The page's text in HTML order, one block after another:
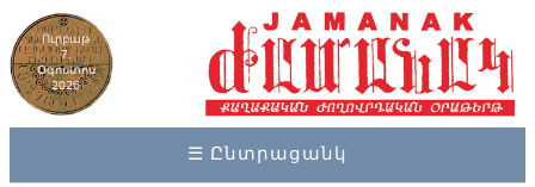
Ուրբաթ
7,
Օգոստոս
2026
☰ Ընտրացանկ